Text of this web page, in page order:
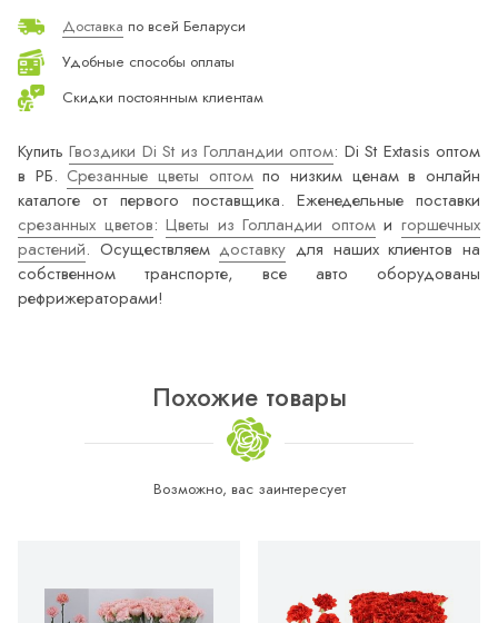
Доставка по всей Беларуси
Удобные способы оплаты
Скидки постоянным клиентам
КупитьГвоздики Di St из Голландии оптом: Di St Extasis оптом
в РБ. Срезанные цветы оптомпо низким ценам в онлайн
каталоге от первого поставщика. Еженедельные поставки
срезанных цветов:Цветы из Голландии оптомигоршечных
растений. Осуществляемдоставку для наших клиентов на
собственном транспорте, все авто оборудованы
рефрижераторами!
Похожие товары
Возможно, вас заинтересует